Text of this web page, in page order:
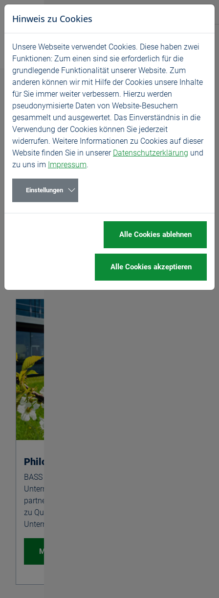
Direkt zur Hauptnavigation springen
Direkt zum Inhalt springen
Unternehmen
BASS ist ein leistungsstarkes Unternehmen. Unsere
Stärken sind unsere Innovationskraft und der
unbedingte Wille, unser Potenzial für unsere Kunden
voll auszuschöpfen. Effiziente Arbeitsabläufe und
straffe Organisationswege ermöglichen es uns,
Kundenwünsche direkt und präzise in
hochleistungsfähige Produkte umzusetzen. Das macht
uns zu einem bewährten und zuverlässigen Partner.
Unsere Unternehmenskultur ist geprägt von
Triebkraft unseres Leistungsvermögens.
Philosophie
BASS bekennt sich zur ganzheitlichen
Unternehmensführung. Freude am Erfolg, ein
partnerschaftlicher Umgang und das Bekenntnis
zu Qualität sind die Grundpfeiler unserer
Unternehmensphilosophie.
Mehr erfahren
Hinweis zu Cookies
Unsere Webseite verwendet Cookies. Diese haben zwei
Funktionen: Zum einen sind sie erforderlich für die
grundlegende Funktionalität unserer Website. Zum
anderen können wir mit Hilfe der Cookies unsere Inhalte
für Sie immer weiter verbessern. Hierzu werden
pseudonymisierte Daten von Website-Besuchern
gesammelt und ausgewertet. Das Einverständnis in die
Verwendung der Cookies können Sie jederzeit
widerrufen. Weitere Informationen zu Cookies auf dieser
Website finden Sie in unserer Datenschutzerklärung und
zu uns im Impressum.
Einstellungen
Alle Cookies ablehnen
Alle Cookies akzeptieren
Produkte
Service
Unternehmen
News
Karriere